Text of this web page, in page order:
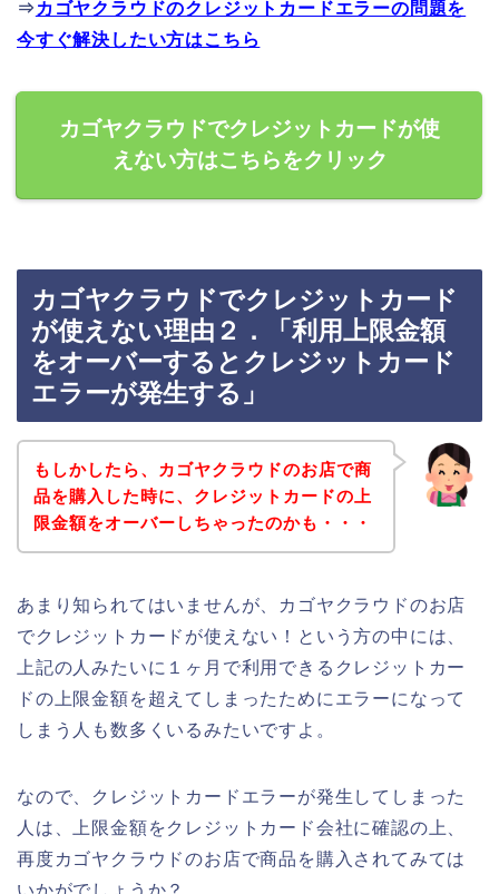
⇒ カゴヤクラウドのクレジットカードエラーの問題を
今すぐ解決したい方はこちら
カゴヤクラウドでクレジットカードが使
えない方はこちらをクリック
カゴヤクラウドでクレジットカード
が使えない理由２．「利用上限金額
をオーバーするとクレジットカード
エラーが発生する」
もしかしたら、カゴヤクラウドのお店で商
品を購入した時に、クレジットカードの上
限金額をオーバーしちゃったのかも・・・
あまり知られてはいませんが、カゴヤクラウドのお店
でクレジットカードが使えない！という方の中には、
上記の人みたいに１ヶ月で利用できるクレジットカー
ドの上限金額を超えてしまったためにエラーになって
しまう人も数多くいるみたいですよ。
なので、クレジットカードエラーが発生してしまった
人は、上限金額をクレジットカード会社に確認の上、
再度カゴヤクラウドのお店で商品を購入されてみては
いかがでしょうか？